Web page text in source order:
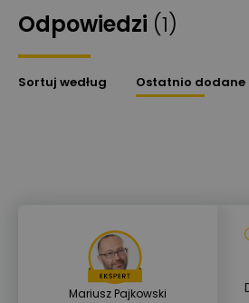
Odpowiedzi (1)
Sortuj według Ostatnio dodane
Mariusz Pajkowski